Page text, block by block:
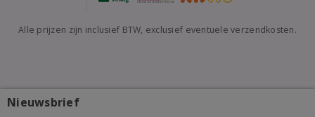
Bodegas Piqueras Almansa Los Losares Garnacha
Alle prijzen zijn inclusief BTW, exclusief eventuele verzendkosten.
Nieuwsbrief